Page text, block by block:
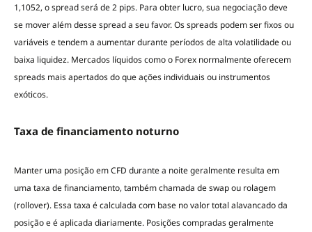
1,1052, o spread será de 2 pips. Para obter lucro, sua negociação deve
se mover além desse spread a seu favor. Os spreads podem ser fixos ou
variáveis e tendem a aumentar durante períodos de alta volatilidade ou
baixa liquidez. Mercados líquidos como o Forex normalmente oferecem
spreads mais apertados do que ações individuais ou instrumentos
exóticos.
Taxa de financiamento noturno
Manter uma posição em CFD durante a noite geralmente resulta em
uma taxa de financiamento, também chamada de swap ou rolagem
(rollover). Essa taxa é calculada com base no valor total alavancado da
posição e é aplicada diariamente. Posições compradas geralmente